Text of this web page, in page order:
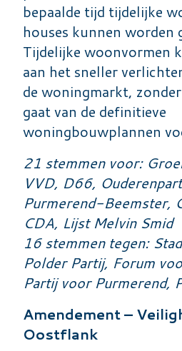
bepaalde tijd tijdelijke
houses kunnen worden
Tijdelijke woonvormen
aan het sneller
de woningmarkt,
gaat van de definitieve
woningbouwplannen
21 stemmen voor:
VVD, D66,
Purmerend-Beemster,
CDA, Lijst Melvin Smid
16 stemmen tegen:
Polder Partij, Forum
Partij voor Purmerend,
Amendement –
Oostflank